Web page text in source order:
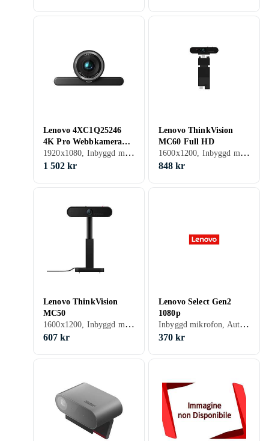
Lenovo 4XC1Q25246
4K Pro Webbkamera
4K
1920x1080, Inbyggd mikrofon, Autofokus, Windows
1 502 kr
Lenovo ThinkVision
MC60 Full HD
1600x1200, Inbyggd mikrofon, Autofokus
848 kr
Lenovo ThinkVision
MC50
1600x1200, Inbyggd mikrofon, Autofokus
607 kr
Lenovo Select Gen2
1080p
Inbyggd mikrofon, Autofokus
370 kr